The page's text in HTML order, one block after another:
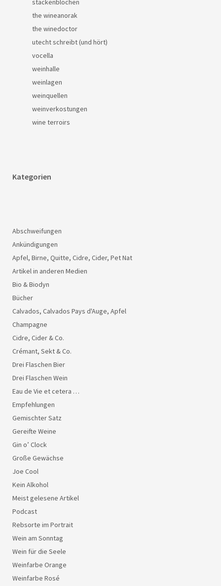
the wineanorak
the winedoctor
utecht schreibt (und hört)
vocella
weinhalle
weinlagen
weinquellen
weinverkostungen
wine terroirs
Kategorien
Abschweifungen
Ankündigungen
Apfel, Birne, Quitte, Cidre, Cider, Pet Nat
Artikel in anderen Medien
Bio & Biodyn
Bücher
Calvados, Calvados Pays d'Auge, Apfel
Champagne
Cidre, Cider & Co.
Crémant, Sekt & Co.
Drei Flaschen Bier
Drei Flaschen Wein
Eau de Vie et cetera …
Empfehlungen
Gemischter Satz
Gereifte Weine
Gin o’ Clock
Große Gewächse
Joe Cool
Kein Alkohol
Meist gelesene Artikel
Podcast
Rebsorte im Portrait
Wein am Sonntag
Wein für die Seele
Weinfarbe Orange
Weinfarbe Rosé